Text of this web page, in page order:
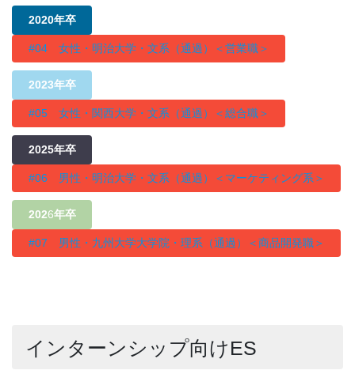
2020年卒
#04 女性・明治大学・文系（通過）＜営業職＞
2023年卒
#05 女性・関西大学・文系（通過）＜総合職＞
2025年卒
#06 男性・明治大学・文系（通過）＜マーケティング系＞
2026年卒
#07 男性・九州大学大学院・理系（通過）＜商品開発職＞
インターンシップ向けES